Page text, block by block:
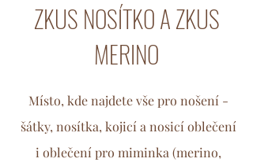
ZKUS NOSÍTKO A ZKUS
MERINO
Místo, kde najdete vše pro nošení -
šátky, nosítka, kojicí a nosicí oblečení
i oblečení pro miminka (merino,